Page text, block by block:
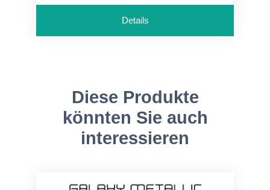
Details
Diese Produkte
könnten Sie auch
interessieren